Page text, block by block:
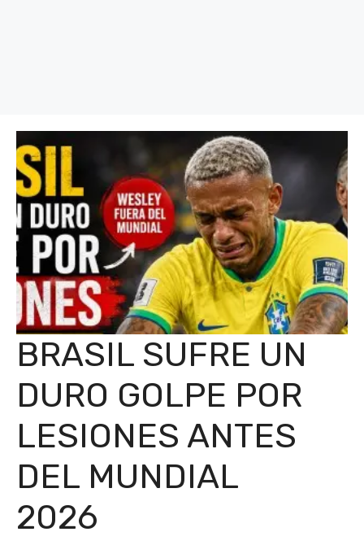
BRASIL SUFRE UN
DURO GOLPE POR
LESIONES ANTES
DEL MUNDIAL
2026